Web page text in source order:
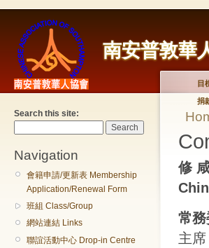
南安普敦
Search this site:
Navigation
會籍申請/更新表 Membership
Application/Renewal Form
班組 Class/Group
網站連結 Links
聯誼活動中心 Drop-in Centre
目
捐
修
常
主